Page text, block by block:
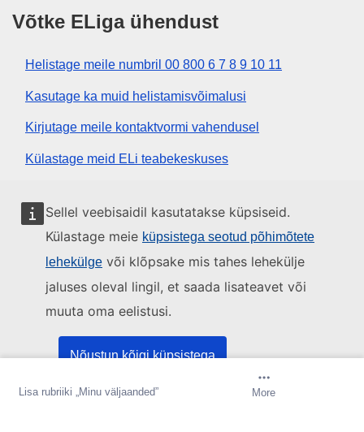
Sellel veebisaidil kasutatakse küpsiseid.
Külastage meie küpsistega seotud põhimõtete
lehekülge või klõpsake mis tahes lehekülje
jaluses oleval lingil, et saada lisateavet või
muuta oma eelistusi.
Nõustun kõigi küpsistega
Nõustun ainult oluliste küpsistega
Lisa rubriiki „Minu väljaanded” Loo teavitus
More
Võtke ELiga ühendust
Helistage meile numbril 00 800 6 7 8 9 10 11
Kasutage ka muid helistamisvõimalusi
Kirjutage meile kontaktvormi vahendusel
Külastage meid ELi teabekeskuses
Sotsiaalmeedia
ELi institutsioonid ja asutused
Tutvustus Kontaktandmed
Küpsised